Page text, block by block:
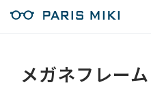
メガネフレーム